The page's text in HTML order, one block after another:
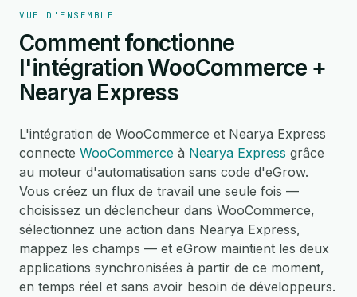
VUE D'ENSEMBLE
Comment fonctionne
l'intégration WooCommerce +
Nearya Express
L'intégration de WooCommerce et Nearya Express
connecte WooCommerce à Nearya Express grâce
au moteur d'automatisation sans code d'eGrow.
Vous créez un flux de travail une seule fois —
choisissez un déclencheur dans WooCommerce,
sélectionnez une action dans Nearya Express,
mappez les champs — et eGrow maintient les deux
applications synchronisées à partir de ce moment,
en temps réel et sans avoir besoin de développeurs.